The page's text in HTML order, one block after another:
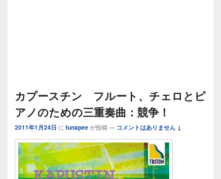
カプースチン フルート、チェロとピ
アノのための三重奏曲：競争！
2011年1月24日 に funapeeが投稿 — コメントはありません ↓